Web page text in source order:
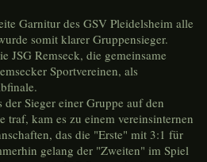
Garnitur des GSV Pleidelsheim alle
somit klarer Gruppensieger.
JSG Remseck, die gemeinsame
Sportvereinen, als
Sieger einer Gruppe auf den
traf, kam es zu einem vereinsinternen
das die "Erste" mit 3:1 für
gelang der "Zweiten" im Spiel